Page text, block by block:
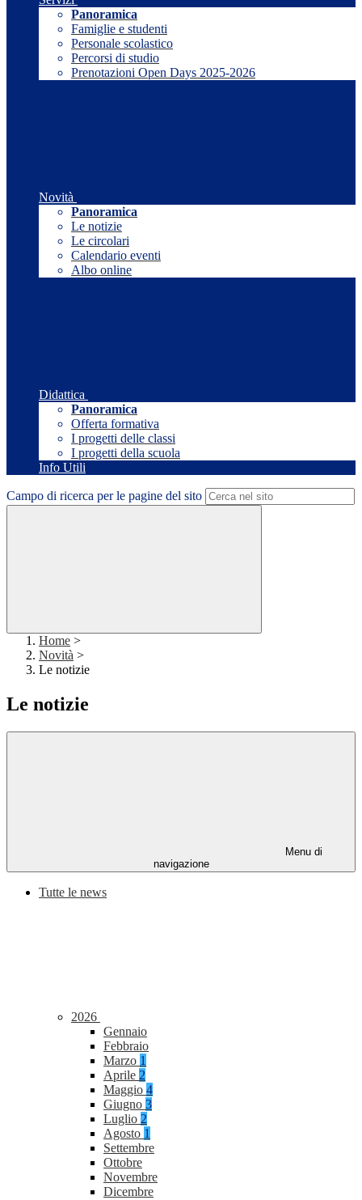
Panoramica
Famiglie e studenti
Personale scolastico
Percorsi di studio
Prenotazioni Open Days 2025-2026
Novità
Panoramica
Le notizie
Le circolari
Calendario eventi
Albo online
Didattica
Panoramica
Offerta formativa
I progetti delle classi
I progetti della scuola
Info Utili
Campo di ricerca per le pagine del sito
Home >
Novità >
Le notizie
Le notizie
Menu di
navigazione
Tutte le news
2026
Gennaio
Febbraio
Marzo 1
Aprile 2
Maggio 4
Giugno 3
Luglio 2
Agosto 1
Settembre
Ottobre
Novembre
Dicembre